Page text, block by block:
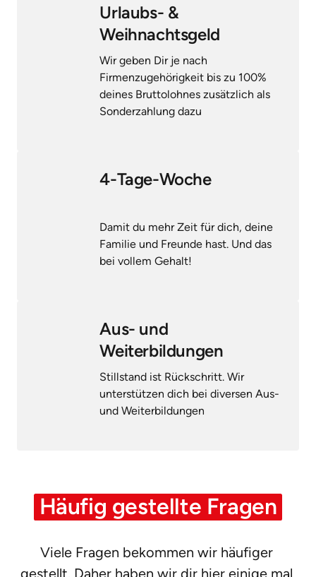
Urlaubs- &
Weihnachtsgeld
Wir geben Dir je nach
Firmenzugehörigkeit bis zu 100%
deines Bruttolohnes zusätzlich als
Sonderzahlung dazu
4-Tage-Woche
Damit du mehr Zeit für dich, deine
Familie und Freunde hast. Und das
bei vollem Gehalt!
Aus- und
Weiterbildungen
Stillstand ist Rückschritt. Wir
unterstützen dich bei diversen Aus-
und Weiterbildungen
Häufig gestellte Fragen
Viele Fragen bekommen wir häufiger
gestellt. Daher haben wir dir hier einige mal